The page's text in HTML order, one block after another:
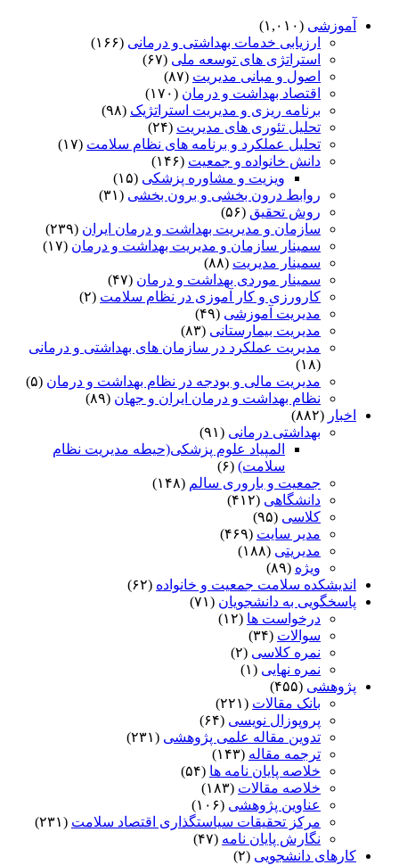
آموزشی (۱,۰۱۰)
ارزیابی خدمات بهداشتی و درمانی (۱۶۶)
استراتژی های توسعه ملی (۶۷)
اصول و مبانی مدیریت (۸۷)
اقتصاد بهداشت و درمان (۱۷۰)
برنامه ریزی و مدیریت استراتژیک (۹۸)
تحلیل تئوری های مدیریت (۲۴)
تحلیل عملکرد و برنامه های نظام سلامت (۱۷)
دانش خانواده و جمعیت (۱۴۶)
ویزیت و مشاوره پزشکی (۱۵)
روابط درون بخشی و برون بخشی (۳۱)
روش تحقیق (۵۶)
سازمان و مدیریت بهداشت و درمان ایران (۲۳۹)
سمینار سازمان و مدیریت بهداشت و درمان (۱۷)
سمینار مدیریت (۸۸)
سمینار موردی بهداشت و درمان (۴۷)
کارورزی و کار آموزی در نظام سلامت (۲)
مدیریت آموزشی (۴۹)
مدیریت بیمارستانی (۸۳)
مدیریت عملکرد در سازمان های بهداشتی و درمانی
(۱۸)
مدیریت مالی و بودجه در نظام بهداشت و درمان (۵)
نظام بهداشت و درمان ایران و جهان (۸۹)
اخبار (۸۸۲)
بهداشتی درمانی (۹۱)
المپیاد علوم پزشکی(حیطه مدیریت نظام
سلامت) (۶)
جمعیت و باروری سالم (۱۴۸)
دانشگاهی (۴۱۲)
کلاسی (۹۵)
مدیر سایت (۴۶۹)
مدیریتی (۱۸۸)
ویژه (۸۹)
اندیشکده سلامت جمعیت و خانواده (۶۲)
پاسخگویی به دانشجویان (۷۱)
درخواست ها (۱۲)
سوالات (۳۴)
نمره کلاسی (۲)
نمره نهایی (۱)
پژوهشی (۴۵۵)
بانک مقالات (۲۲۱)
پروپوزال نویسی (۶۴)
تدوین مقاله علمی پژوهشی (۲۳۱)
ترجمه مقاله (۱۴۳)
خلاصه پایان نامه ها (۵۴)
خلاصه مقالات (۱۸۳)
عناوین پژوهشی (۱۰۶)
مرکز تحقیقات سیاستگذاری اقتصاد سلامت (۲۳۱)
نگارش پایان نامه (۴۷)
کارهای دانشجویی (۲)